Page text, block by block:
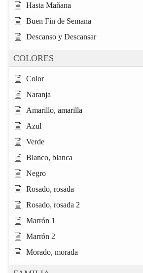
Hasta Mañana
Buen Fin de Semana
Descanso y Descansar
COLORES
Color
Naranja
Amarillo, amarilla
Azul
Verde
Blanco, blanca
Negro
Rosado, rosada
Rosado, rosada 2
Marrón 1
Marrón 2
Morado, morada